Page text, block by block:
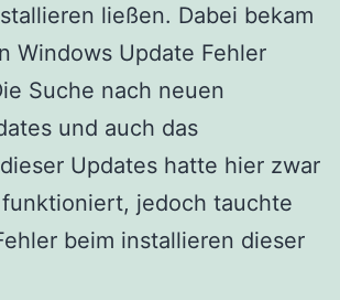
ließen. Dabei bekam
Windows Update Fehler
Suche nach neuen
und auch das
Updates hatte hier zwar
jedoch tauchte
beim installieren dieser